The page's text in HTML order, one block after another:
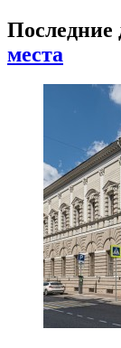
Последние
места